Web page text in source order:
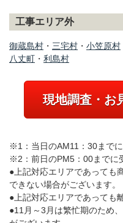
工事エリア外
御蔵島村 ・ 三宅村 ・ 小笠原村
八丈町 ・ 利島村
現地調査・お
※1：当日のAM11：30まで
※2：前日のPM5：00までに
●上記対応エリアであっても
できない場合がございます。
●上記対応エリアであっても
●11月～3月は繁忙期のため